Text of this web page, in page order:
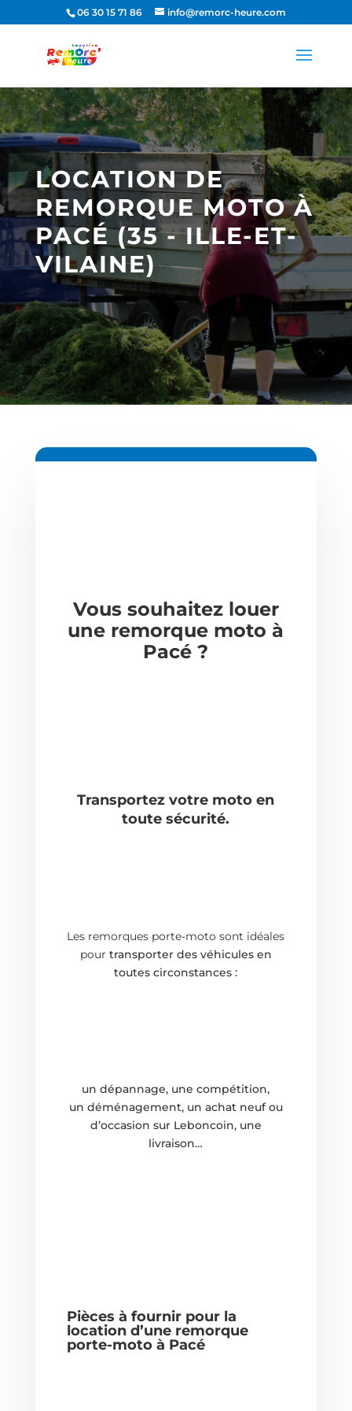
06 30 15 71 86 info@remorc-heure.com
LOCATION DE
REMORQUE MOTO À
PACÉ (35 - ILLE-ET-
VILAINE)
Vous souhaitez louer
une remorque moto à
Pacé ?
Transportez votre moto en
toute sécurité.
Les remorques porte-moto sont idéales
pour transporter des véhicules en
toutes circonstances :
un dépannage, une compétition,
un déménagement, un achat neuf ou
d’occasion sur Leboncoin, une
livraison…
Pièces à fournir pour la
location d’une remorque
porte-moto à Pacé